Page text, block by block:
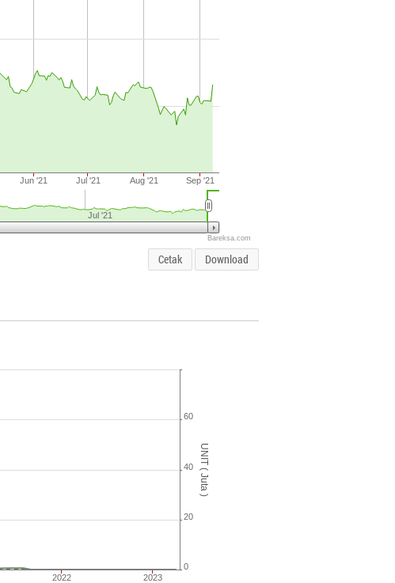
Jun '21 Jul '21 Aug '21 Sep '21
Jul '21
Bareksa.com
Cetak Download
UNIT ( Juta )
2022 2023
0
20
40
60